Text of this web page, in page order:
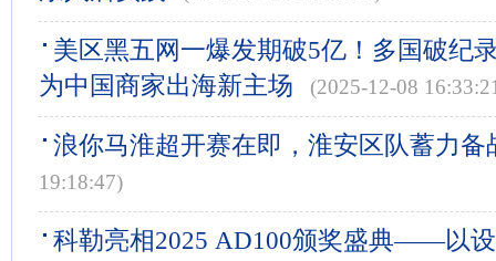
美区黑五网一爆发期破5亿！多国破纪
为中国商家出海新主场
(2025-12-08
浪你马淮超开赛在即，淮安区队蓄力备
19:18:47)
科勒亮相2025 AD100颁奖盛典——以